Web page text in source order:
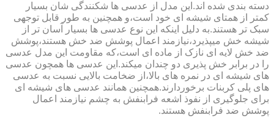
دسته بندی شده اند.این مدل از عدسی ها شکنندگی شان بسیار
کمتر از همتای شیشه ای خود است،و همچنین به طور قابل توجهی
سبک تر هستند.به دلیل اینکه این نوع عدسی ها بسیار آسان تر از
شیشه خش میپذیرد،نیازمند اعمال پوشش ضد خش هستند،پوشش
ضد خش لایه ای نازک از ماده ای است،که مقاومت این مدل عدسی
را در برابر خش پذیری دو چندان میکند.این عدسی ها همچون عدسی
های شیشه ای در نمره های بالا،از ضخامت بالایی نسبت به عدسی
های پلی کربنات برخوردارند.همچنین همانند عدسی های شیشه ای
برای جلوگیری از نفوذ اشعه فرابنفش به چشم نیازمند اعمال
پوشش ضد فرابنفش هستند.